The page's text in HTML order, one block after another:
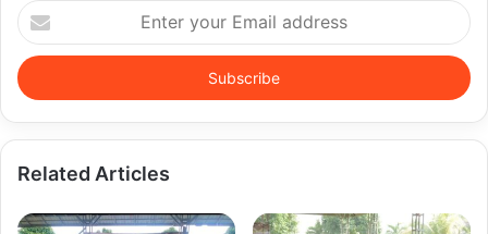
Enter
your
Email
address
Related Articles